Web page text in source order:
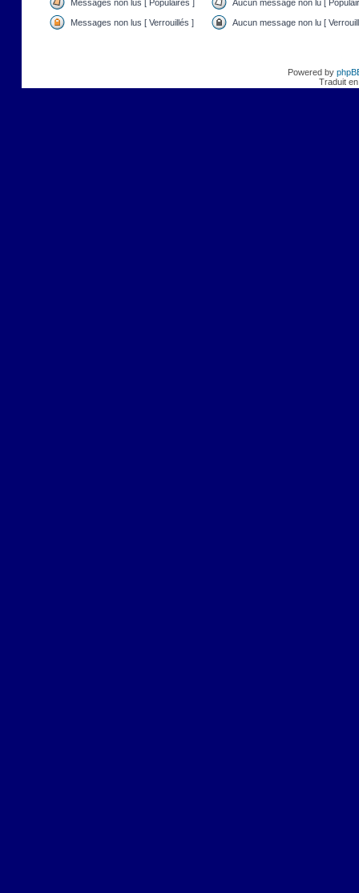
Messages non lus [ Populaires ] Aucun message non lu [
Messages non lus [ Verrouillés ] Aucun message non lu [
Powered by
Traduit